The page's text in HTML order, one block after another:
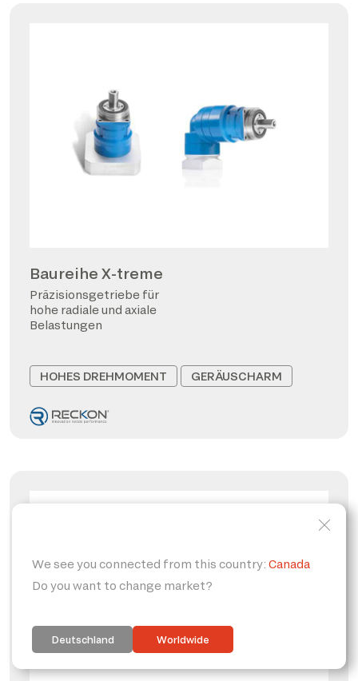
Baureihe X-treme
Präzisionsgetriebe für
hohe radiale und axiale
Belastungen
HOHES DREHMOMENT GERÄUSCHARM